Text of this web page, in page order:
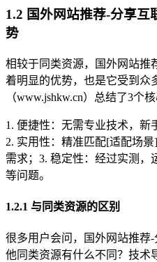
1.2 国外网站推荐-分享互
势
相较于同类资源，国外网站推
着明显的优势，也是它受到众
（www.jshkw.cn）总结了3个
1. 便捷性：无需专业技术，新
2. 实用性：精准匹配[适配场
需求；3. 稳定性：经过实测
等问题。
1.2.1 与同类资源的区别
很多用户会问，国外网站推荐
他同类资源有什么不同？技术